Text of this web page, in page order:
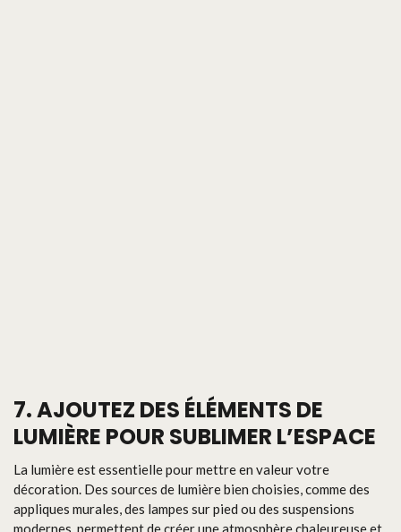
7. AJOUTEZ DES ÉLÉMENTS DE
LUMIÈRE POUR SUBLIMER L’ESPACE
La lumière est essentielle pour mettre en valeur votre
décoration. Des sources de lumière bien choisies, comme des
appliques murales, des lampes sur pied ou des suspensions
modernes, permettent de créer une atmosphère chaleureuse et